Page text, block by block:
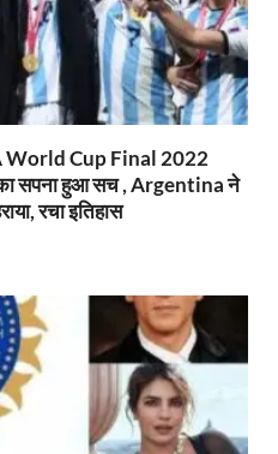
World Cup Final 2022
सपना हुआ सच , Argentina ने
रचा इतिहास